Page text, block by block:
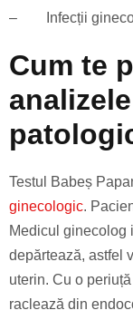
– Infecții
Cum te
Testul Babeș
ginecologic.
Medicul ginecolog
depărtează, astfel
uterin. Cu o
raclează din